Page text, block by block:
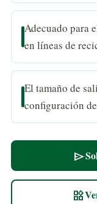
Adecuado para
en líneas de
El tamaño de
configuración
send
widgets